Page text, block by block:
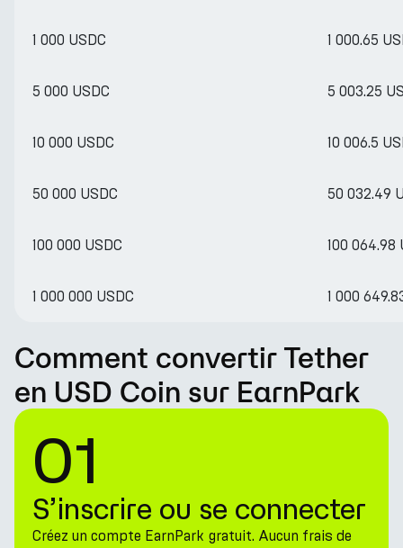
1 000 USDC 1 000.65
5 000 USDC 5 003.25
10 000 USDC 10 006.5
50 000 USDC 50 032.49
100 000 USDC 100 064.98
1 000 000 USDC 1 000
Comment convertir Tether
en USD Coin sur EarnPark
01
S’inscrire ou se connecter
Créez un compte EarnPark gratuit. Aucun frais de